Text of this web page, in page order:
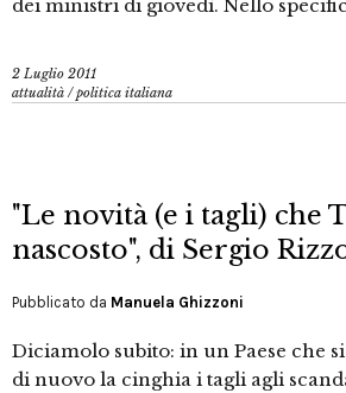
dei ministri di giovedì. Nello
2 Luglio 2011
attualità /politica italiana
"Le novità (e i tagli) che
nascosto", di Sergio
Pubblicato da Manuela Ghizzoni
Diciamolo subito: in un Paese che
di nuovo la cinghia i tagli agli